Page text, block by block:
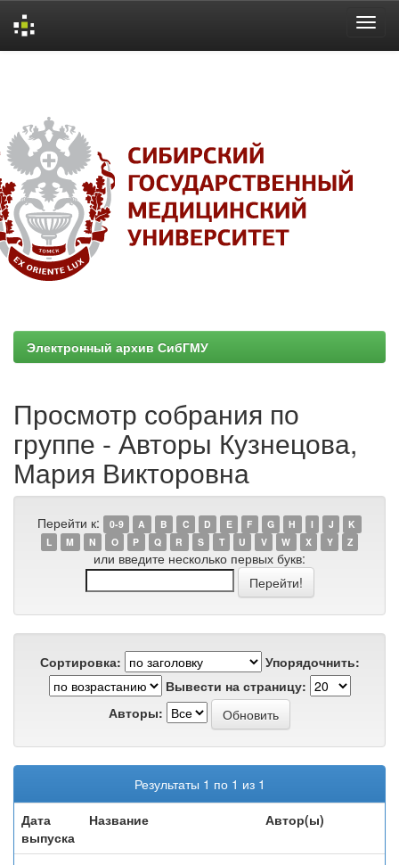
Электронный архив СибГМУ
Просмотр собрания по
группе - Авторы Кузнецова,
Мария Викторовна
Перейти к: 0-9 A B C D E F G H I J
K
L
M N O P Q R S T U V W X Y Z
или введите несколько первых букв:
Сортировка:
Упорядочнить:
Вывести на страницу:
Авторы:
Результаты 1 по 1 из 1
Дата
выпуска
Название Автор(ы)